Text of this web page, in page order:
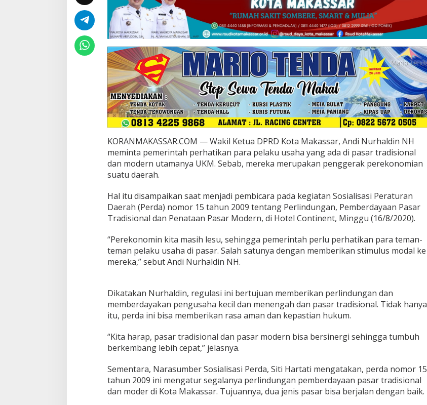
t
a
P
e
m
e
r
i
n
t
a
h
P
e
r
h
a
t
i
n
P
e
a
k
u
U
h
M
i
r
o
KORANMAKASSAR.COM — Wakil Ketua DPRD Kota Makassar, Andi Nurhaldin NH
meminta pemerintah perhatikan para pelaku usaha yang ada di pasar tradisional
dan modern utamanya UKM. Sebab, mereka merupakan penggerak perekonomian
suatu daerah.
Hal itu disampaikan saat menjadi pembicara pada kegiatan Sosialisasi Peraturan
Daerah (Perda) nomor 15 tahun 2009 tentang Perlindungan, Pemberdayaan Pasar
Tradisional dan Penataan Pasar Modern, di Hotel Continent, Minggu (16/8/2020).
“Perekonomin kita masih lesu, sehingga pemerintah perlu perhatikan para teman-
teman pelaku usaha di pasar. Salah satunya dengan memberikan stimulus modal ke
mereka,” sebut Andi Nurhaldin NH.
Dikatakan Nurhaldin, regulasi ini bertujuan memberikan perlindungan dan
memberdayakan pengusaha kecil dan menengah dan pasar tradisional. Tidak hanya
itu, perda ini bisa memberikan rasa aman dan kepastian hukum.
“Kita harap, pasar tradisional dan pasar modern bisa bersinergi sehingga tumbuh
berkembang lebih cepat,” jelasnya.
Sementara, Narasumber Sosialisasi Perda, Siti Hartati mengatakan, perda nomor 15
tahun 2009 ini mengatur segalanya perlindungan pemberdayaan pasar tradisional
dan moder di Kota Makassar. Tujuannya, dua jenis pasar bisa berjalan dengan baik.